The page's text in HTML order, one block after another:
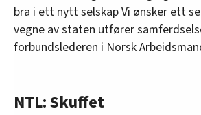
bra i ett nytt selskap Vi ønsker ett
vegne av staten utfører
forbundslederen i Norsk
NTL: Skuffet